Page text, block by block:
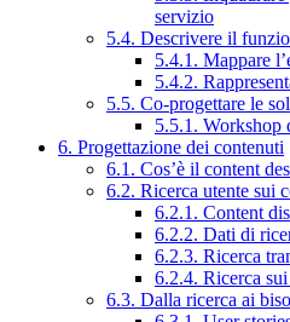
servizio
5.4. Descrivere il
5.4.1. Mappare
5.4.2.
5.5. Co-progettare le
5.5.1. Workshop
6. Progettazione dei contenuti
6.1. Cos’è il content
6.2. Ricerca utente sui
6.2.1. Content
6.2.2. Dati di
6.2.3. Ricerca
6.2.4. Ricerca
6.3. Dalla ricerca ai